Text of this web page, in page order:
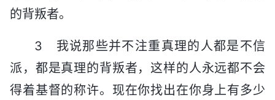
的背叛者。
3 我说那些并不注重真理的人都是不信
派，都是真理的背叛者，这样的人永远都不会
得着基督的称许。现在你找出在你身上有多少